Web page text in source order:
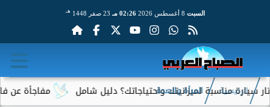
السبت 02:26 مـ 23 صفر 1448 هـ
مفاجأة عن فاتورة لميزانيتك واحتياجاتك؟ دليل شامل
الرئيسية المرأة والصحة